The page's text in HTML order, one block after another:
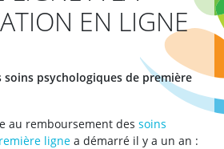
EN LIGNE
soins psychologiques de première
au remboursement des soins
ligne a démarré il y a un an :